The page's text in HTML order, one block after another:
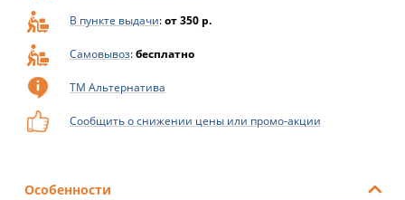
В пункте выдачи:от 350 р.
Самовывоз:бесплатно
ТМ Альтернатива
Сообщить о снижении цены или промо-акции
Особенности